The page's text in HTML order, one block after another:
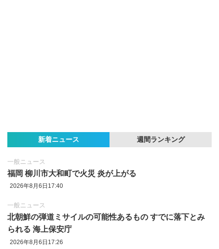
新着ニュース 週間ランキング
一般ニュース
福岡 柳川市大和町で火災 炎が上がる
2026年8月6日17:40
一般ニュース
北朝鮮の弾道ミサイルの可能性あるもの すでに落下とみ
られる 海上保安庁
2026年8月6日17:26